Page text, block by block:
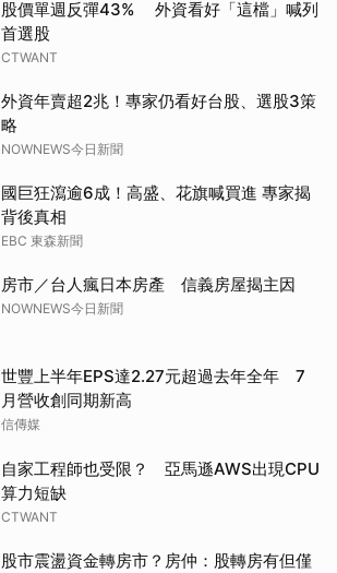
股價單週反彈43% 外資看好「這檔」喊列
首選股
CTWANT
外資年賣超2兆！專家仍看好台股、選股3策
略
NOWNEWS今日新聞
國巨狂瀉逾6成！高盛、花旗喊買進 專家揭
背後真相
EBC 東森新聞
房市／台人瘋日本房產 信義房屋揭主因
NOWNEWS今日新聞
世豐上半年EPS達2.27元超過去年全年 7
月營收創同期新高
信傳媒
自家工程師也受限？ 亞馬遜AWS出現CPU
算力短缺
CTWANT
股市震盪資金轉房市？房仲：股轉房有但僅